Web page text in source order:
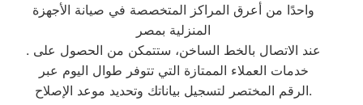
واحدًا من أعرق المراكز المتخصصة في صيانة الأجهزة
المنزلية بمصر
. عند الاتصال بالخط الساخن، ستتمكن من الحصول على
خدمات العملاء الممتازة التي تتوفر طوال اليوم عبر
الرقم المختصر لتسجيل بياناتك وتحديد موعد الإصلاح.